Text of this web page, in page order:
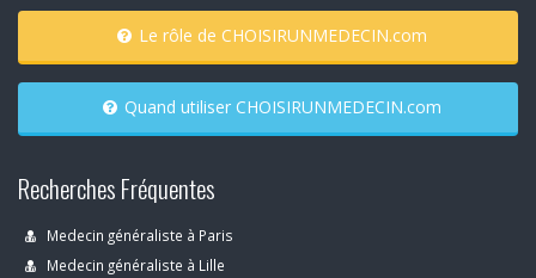
Le rôle de CHOISIRUNMEDECIN.com
Quand utiliser CHOISIRUNMEDECIN.com
Recherches Fréquentes
Medecin généraliste à Paris
Medecin généraliste à Lille